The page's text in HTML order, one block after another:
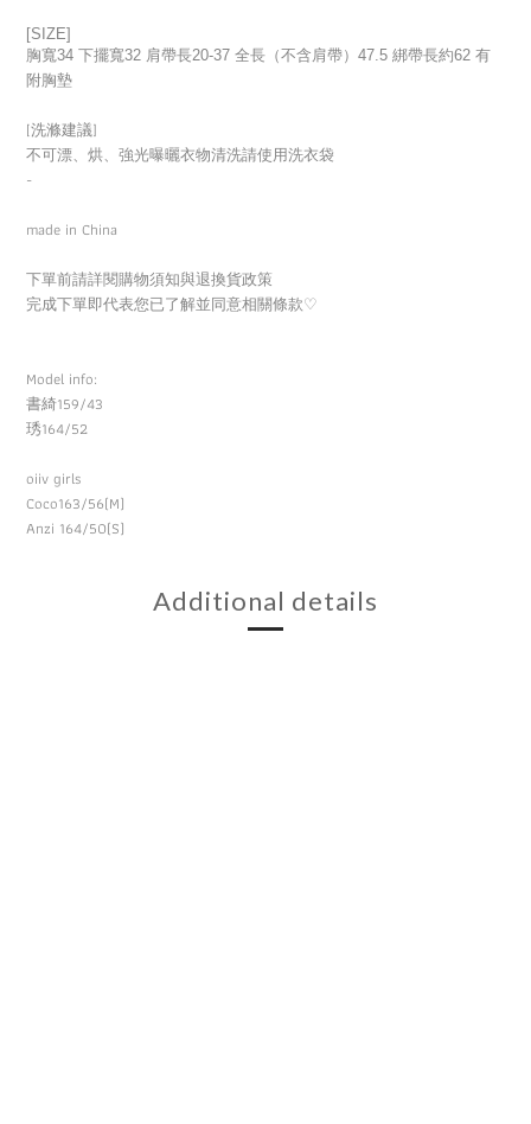
[SIZE]
胸寬34 下擺寬32 肩帶長20-37 全長（不含肩帶）47.5 綁帶長約62 有
附胸墊
[洗滌建議]
不可漂、烘、強光曝曬衣物清洗請使用洗衣袋
-
made in China
下單前請詳閱購物須知與退換貨政策
完成下單即代表您已了解並同意相關條款♡
Model info:
書綺159/43
琇164/52
oiiv girls
Coco163/56(M)
Anzi 164/50(S)
Additional details